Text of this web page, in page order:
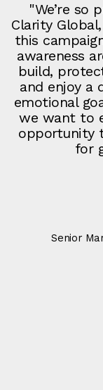
"We’re so
Clarity
this
awareness
build,
and enjoy a
emotional
we want to
opportunity
for
Senior